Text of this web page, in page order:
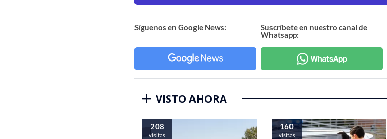
Síguenos en Google News:
Suscríbete en nuestro canal de
Whatsapp:
VISTO AHORA
208
visitas
160
visitas